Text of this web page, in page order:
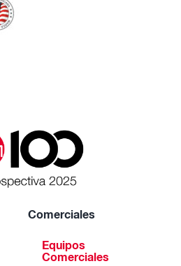
Comerciales
Equipos
Comerciales